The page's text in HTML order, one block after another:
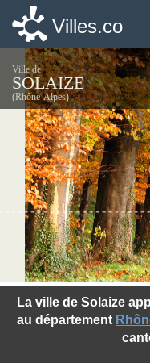
Villes.co
Ville de
SOLAIZE
(Rhône-Alpes)
La ville de Solaize
au département
Villes.co